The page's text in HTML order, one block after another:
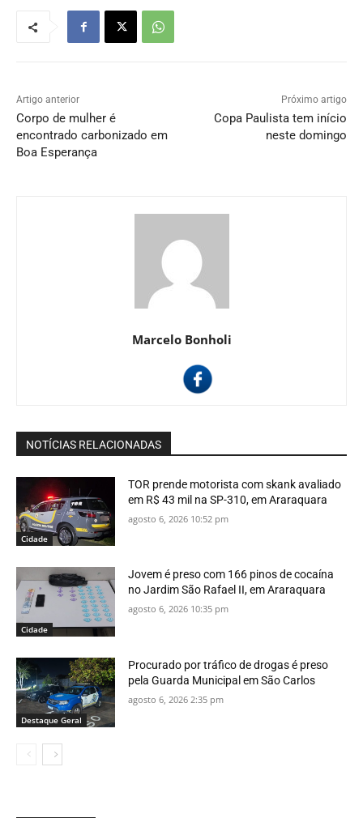
Artigo anterior
Corpo de mulher é
encontrado carbonizado em
Boa Esperança
Próximo artigo
Copa Paulista tem início
neste domingo
Marcelo Bonholi
NOTÍCIAS RELACIONADAS
Cidade
TOR prende motorista com skank avaliado
em R$ 43 mil na SP-310, em Araraquara
agosto 6, 2026 10:52 pm
Cidade
Jovem é preso com 166 pinos de cocaína
no Jardim São Rafael II, em Araraquara
agosto 6, 2026 10:35 pm
Destaque Geral
Procurado por tráfico de drogas é preso
pela Guarda Municipal em São Carlos
agosto 6, 2026 2:35 pm